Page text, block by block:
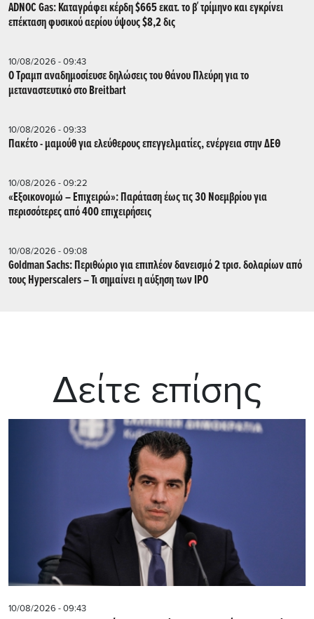
ADNOC Gas: Καταγράφει κέρδη $665 εκατ. το β΄ τρίμηνο και εγκρίνει
επέκταση φυσικού αερίου ύψους $8,2 δις
10/08/2026 - 09:43
Ο Τραμπ αναδημοσίευσε δηλώσεις του Θάνου Πλεύρη για το
μεταναστευτικό στο Breitbart
10/08/2026 - 09:33
Πακέτο - μαμούθ για ελεύθερους επεγγελματίες, ενέργεια στην ΔΕΘ
10/08/2026 - 09:22
«Εξοικονομώ – Επιχειρώ»: Παράταση έως τις 30 Νοεμβρίου για
περισσότερες από 400 επιχειρήσεις
10/08/2026 - 09:08
Goldman Sachs: Περιθώριο για επιπλέον δανεισμό 2 τρισ. δολαρίων από
τους Hyperscalers – Τι σημαίνει η αύξηση των IPO
Δείτε επίσης
10/08/2026 - 09:43